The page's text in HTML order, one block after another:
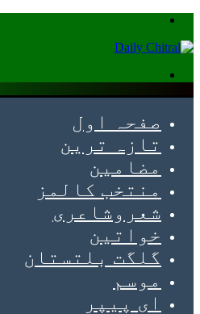
صفحہ اول
تازہ ترین
مضامین
منتخب کالمز
شعروشاعری
خواتین
گلگت بلتستان
موسم
ای پیپر